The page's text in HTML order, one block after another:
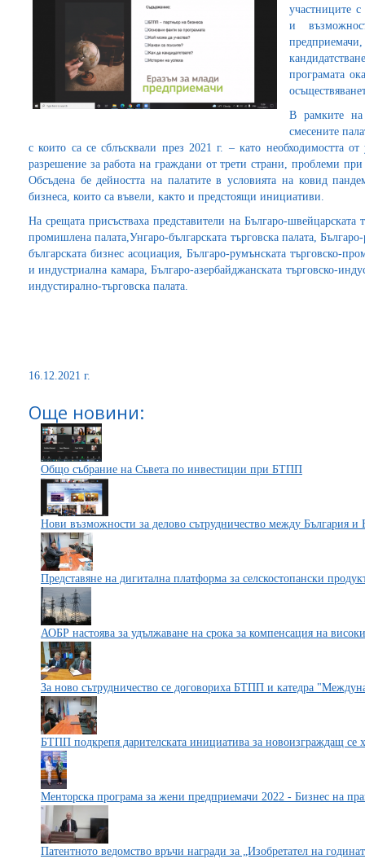
участниците
и
програмата
В рамките на
смесените
с които са се сблъсквали през 2021 г. – като необходимостта
разрешение за работа на граждани от трети страни, проблеми
Обсъдена бе дейността на палатите в условията на ковид
бизнеса, които са въвели, както и предстоящи инициативи.
На срещата присъстваха представители на Българо-швейцарската
промишлена палата,Унгаро-българската търговска палата,
българската бизнес асоциация, Българо-румънската търговско-
и индустриална камара, Българо-азербайджанската търговско-
индустирално-търговска палата.
16.12.2021 г.
Още новини:
Общо събрание на Съвета по инвестиции при БТПП
Нови възможности за делово сътрудничество между България и
Представяне на дигитална платформа за селскостопански
АОБР настоява за удължаване на срока за компенсация на
За ново сътрудничество се договориха БТПП и катедра
БТПП подкрепя дарителската инициатива за новоизграждащ се
Менторска програма за жени предприемачи 2022 - Бизнес на
Патентното ведомство връчи награди за „Изобретател на